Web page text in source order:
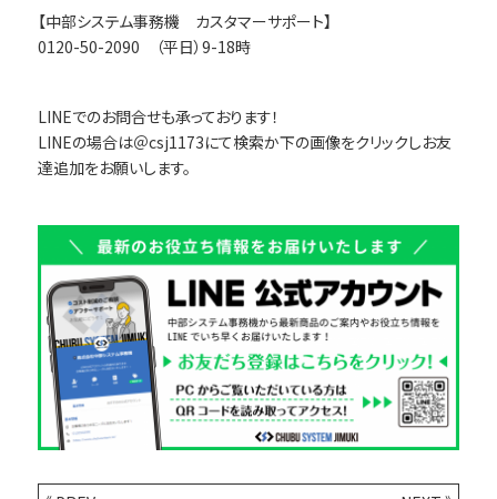
【中部システム事務機 カスタマーサポート】
0120-50-2090 （平日）9-18時
LINEでのお問合せも承っております！
LINEの場合は＠csj1173にて検索か下の画像をクリックしお友
達追加をお願いします。